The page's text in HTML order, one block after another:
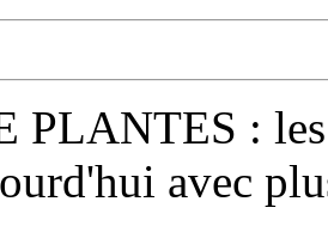
PLANTES : les
avec